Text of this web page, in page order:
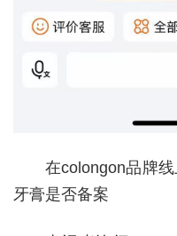
在colongon品牌
牙膏是否备案